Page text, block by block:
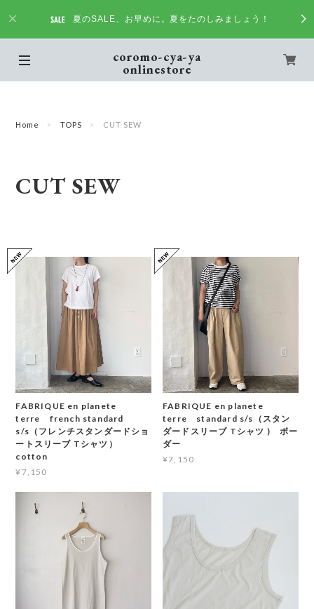
夏のSALE、お早めに。夏をたのしみましょう！
coromo-cya-ya
onlinestore
Home TOPS CUT SEW
CUT SEW
FABRIQUE en planete
terre french standard
s/s（フレンチスタンダードショ
ートスリーブ Tシャツ）
cotton
¥7,150
FABRIQUE en planete
terre standard s/s（スタン
ダードスリーブ Tシャツ ) ボー
ダー
¥7,150